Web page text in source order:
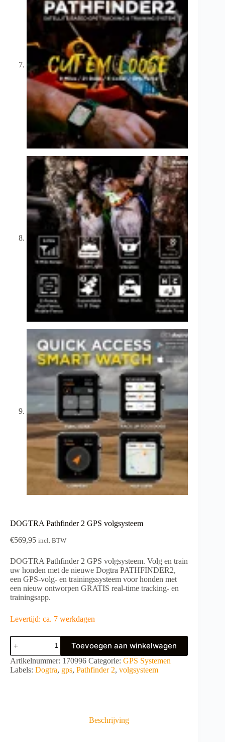
DOGTRA Pathfinder 2 GPS volgsysteem
€569,95 incl. BTW
DOGTRA Pathfinder 2 GPS volgsysteem. Volg en train
uw honden met de nieuwe Dogtra PATHFINDER2,
een GPS-volg- en trainingssysteem voor honden met
een nieuw ontworpen GRATIS real-time tracking- en
trainingsapp.
Levertijd: ca. 7 werkdagen
DOGTRA
Pathfinder
2
GPS
volgsysteem
Toevoegen aan winkelwagen
A
l
Artikelnummer: 170996 Categorie: GPS Systemen
Labels: Dogtra, gps, Pathfinder 2, volgsysteem
Beschrijving